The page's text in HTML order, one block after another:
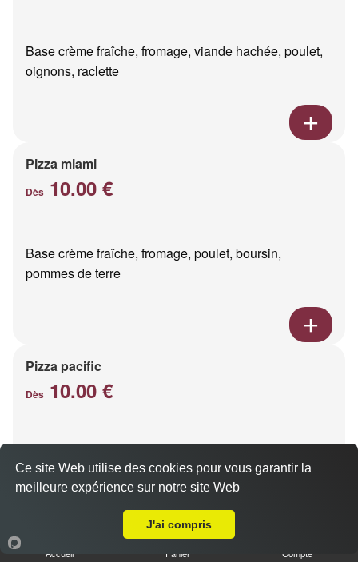
Base crème fraîche, fromage, viande hachée, poulet,
oignons, raclette
Pizza miami
Dès 10.00 €
Base crème fraîche, fromage, poulet, boursin,
pommes de terre
Pizza pacific
Dès 10.00 €
Accueil Panier Compte
Ce site Web utilise des cookies pour vous garantir la
meilleure expérience sur notre site Web
J'ai compris